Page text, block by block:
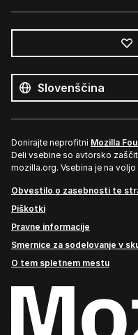
jeziki
Jezik
Donirajte neprofitni Mozilla
Deli vsebine so avtorsko
mozilla.org. Vsebina je na
Obvestilo o zasebnosti te
Piškotki
Pravne informacije
Smernice za sodelovanje v
O tem spletnem mestu